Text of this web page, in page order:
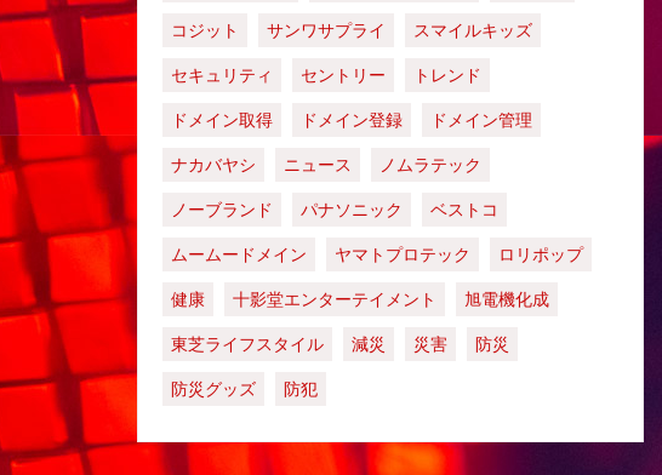
コジット
サンワサプライ
スマイルキッズ
セキュリティ
セントリー
トレンド
ドメイン取得
ドメイン登録
ドメイン管理
ナカバヤシ
ニュース
ノムラテック
ノーブランド
パナソニック
ベストコ
ムームードメイン
ヤマトプロテック
ロリポップ
健康
十影堂エンターテイメント
旭電機化成
東芝ライフスタイル
減災 災害
防災
防災グッズ
防犯